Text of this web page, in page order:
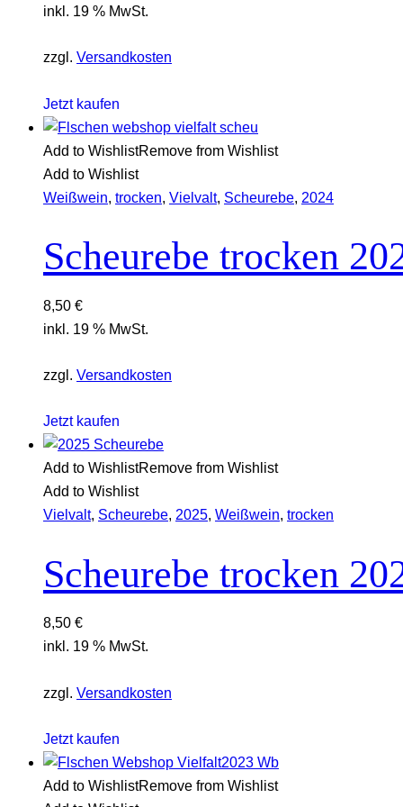
inkl. 19 % MwSt.
zzgl. Versandkosten
Jetzt kaufen
Add to WishlistRemove from Wishlist
Add to Wishlist
Weißwein, trocken, Vielvalt, Scheurebe, 2024
Scheurebe trocken
8,50 €
inkl. 19 % MwSt.
zzgl. Versandkosten
Jetzt kaufen
Add to WishlistRemove from Wishlist
Add to Wishlist
Vielvalt, Scheurebe, 2025, Weißwein, trocken
Scheurebe trocken
8,50 €
inkl. 19 % MwSt.
zzgl. Versandkosten
Jetzt kaufen
Add to WishlistRemove from Wishlist